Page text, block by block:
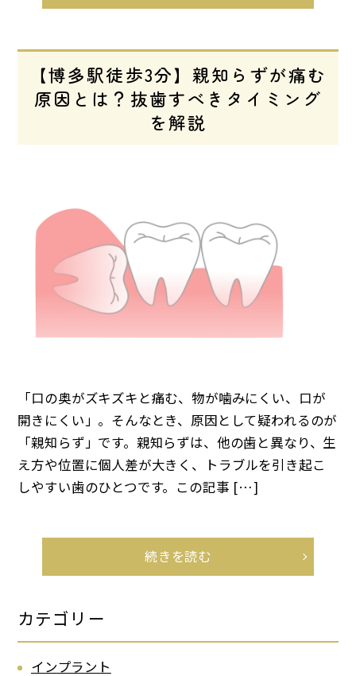
【博多駅徒歩3分】親知らずが痛む
原因とは？抜歯すべきタイミング
を解説
「口の奥がズキズキと痛む、物が噛みにくい、口が
開きにくい」。そんなとき、原因として疑われるのが
「親知らず」です。親知らずは、他の歯と異なり、生
え方や位置に個人差が大きく、トラブルを引き起こ
しやすい歯のひとつです。この記事 […]
続きを読む
カテゴリー
インプラント